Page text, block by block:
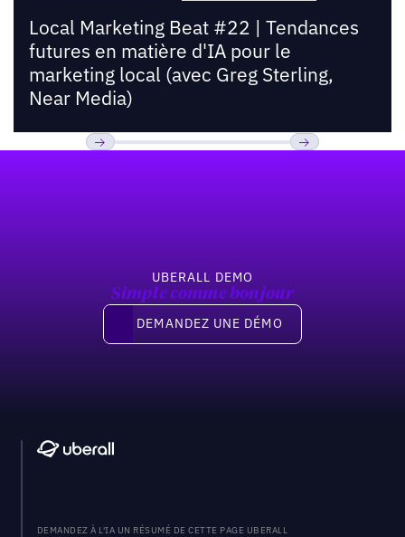
Local Marketing Beat #22 | Tendances
futures en matière d'IA pour le
marketing local (avec Greg Sterling,
Near Media)
UBERALL DEMO
Simple comme bonjour
Demandez une démo
DEMANDEZ UNE DÉMO
DEMANDEZ À L'IA UN RÉSUMÉ DE CETTE PAGE UBERALL